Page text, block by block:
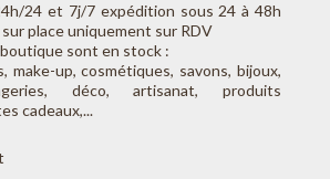
24 et 7j/7 expédition sous 24 à 48h
place uniquement sur RDV
sont en stock :
make-up, cosmétiques, savons, bijoux,
déco, artisanat, produits
cadeaux,...